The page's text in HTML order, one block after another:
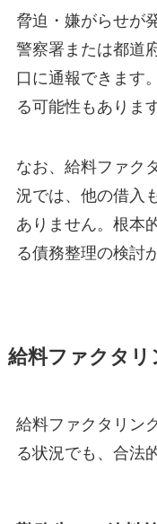
脅迫・嫌がらせが
警察署または都道
口に通報できます
る可能性もあります
なお、給料ファク
況では、他の借入
ありません。根本
る債務整理の検討
給料ファクタ
給料ファクタリン
る状況でも、合法